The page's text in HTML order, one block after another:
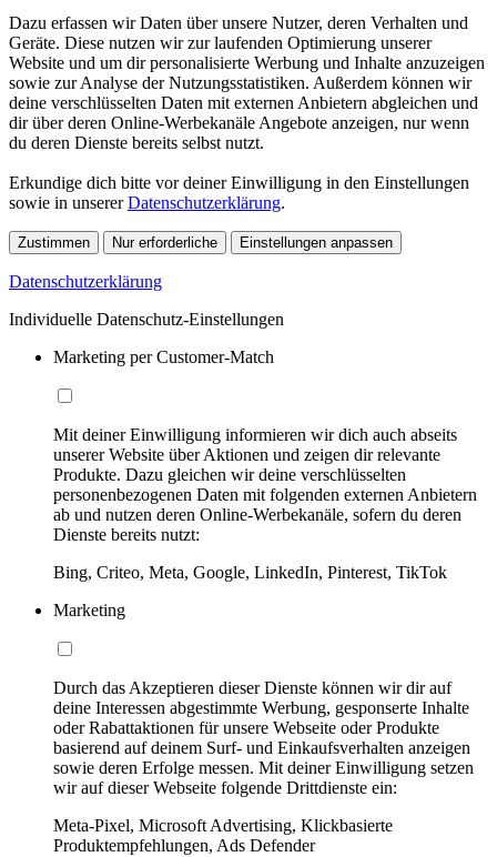
Dazu erfassen wir Daten über unsere Nutzer, deren Verhalten und
Geräte. Diese nutzen wir zur laufenden Optimierung unserer
Website und um dir personalisierte Werbung und Inhalte anzuzeigen
sowie zur Analyse der Nutzungsstatistiken. Außerdem können wir
deine verschlüsselten Daten mit externen Anbietern abgleichen und
dir über deren Online-Werbekanäle Angebote anzeigen, nur wenn
du deren Dienste bereits selbst nutzt.
Erkundige dich bitte vor deiner Einwilligung in den Einstellungen
sowie in unsererDatenschutzerklärung.
Zustimmen Nur erforderliche Einstellungen anpassen
Datenschutzerklärung
Individuelle Datenschutz-Einstellungen
Marketing per Customer-Match
Mit deiner Einwilligung informieren wir dich auch abseits
unserer Website über Aktionen und zeigen dir relevante
Produkte. Dazu gleichen wir deine verschlüsselten
personenbezogenen Daten mit folgenden externen Anbietern
ab und nutzen deren Online-Werbekanäle, sofern du deren
Dienste bereits nutzt:
Bing, Criteo, Meta, Google, LinkedIn, Pinterest, TikTok
Marketing
Durch das Akzeptieren dieser Dienste können wir dir auf
deine Interessen abgestimmte Werbung, gesponserte Inhalte
oder Rabattaktionen für unsere Webseite oder Produkte
basierend auf deinem Surf- und Einkaufsverhalten anzeigen
sowie deren Erfolge messen. Mit deiner Einwilligung setzen
wir auf dieser Webseite folgende Drittdienste ein:
Meta-Pixel, Microsoft Advertising, Klickbasierte
Produktempfehlungen, Ads Defender